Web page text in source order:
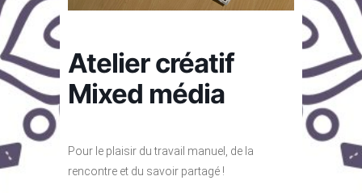
Atelier créatif
Mixed média
Pour le plaisir du travail manuel, de la
rencontre et du savoir partagé !